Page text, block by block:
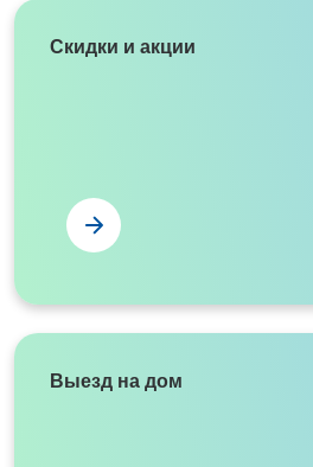
Скидки и акции
Выезд на дом